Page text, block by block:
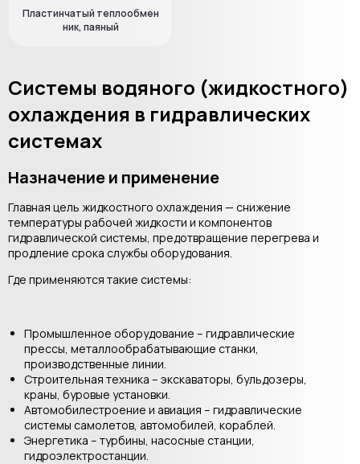
Пластинчатый теплообмен
ник, паяный
Системы водяного (жидкостного)
охлаждения в гидравлических
системах
Назначение и применение
Главная цель жидкостного охлаждения — снижение
температуры рабочей жидкости и компонентов
гидравлической системы, предотвращение перегрева и
продление срока службы оборудования.
Где применяются такие системы:
Промышленное оборудование – гидравлические
прессы, металлообрабатывающие станки,
производственные линии.
Строительная техника – экскаваторы, бульдозеры,
краны, буровые установки.
Автомобилестроение и авиация – гидравлические
системы самолетов, автомобилей, кораблей.
Энергетика – турбины, насосные станции,
гидроэлектростанции.